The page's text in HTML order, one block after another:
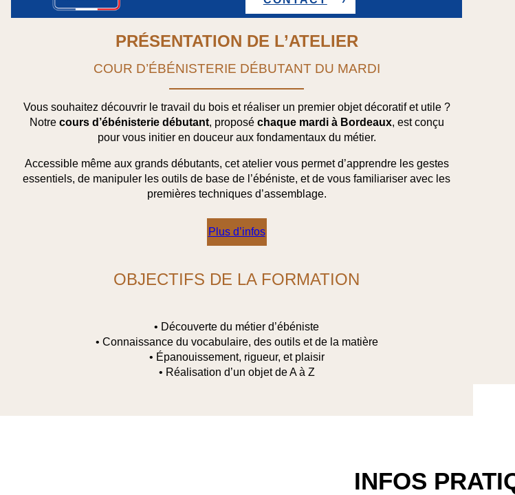
PRÉSENTATION DE L’ATELIER
COUR D’ÉBÉNISTERIE DÉBUTANT DU MARDI
Vous souhaitez découvrir le travail du bois et réaliser un premier objet décoratif et utile ?
Notre cours d’ébénisterie débutant, proposé chaque mardi à Bordeaux, est conçu
pour vous initier en douceur aux fondamentaux du métier.
Accessible même aux grands débutants, cet atelier vous permet d’apprendre les gestes
essentiels, de manipuler les outils de base de l’ébéniste, et de vous familiariser avec les
premières techniques d’assemblage.
Plus d’infos
OBJECTIFS DE LA FORMATION
• Découverte du métier d’ébéniste
• Connaissance du vocabulaire, des outils et de la matière
• Épanouissement, rigueur, et plaisir
• Réalisation d’un objet de A à Z
INFOS